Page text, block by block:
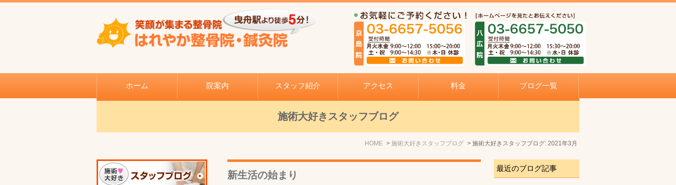
ホーム 院案内 スタッフ紹介 アクセス 料金 ブログ一覧
施術大好きスタッフブログ
HOME 施術大好きスタッフブログ 施術大好きスタッフブログ: 2021年3月
新生活の始まり
最近のブログ記事